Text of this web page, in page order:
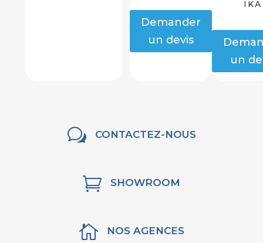
Demander
un devis
IKA
un
w CONTACTEZ-NOUS
 SHOWROOM
 NOS AGENCES